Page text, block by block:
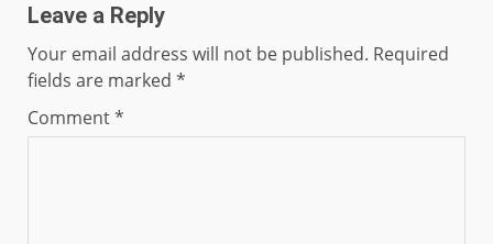
Leave a Reply
Your email address will not be published. Required
fields are marked *
Comment*